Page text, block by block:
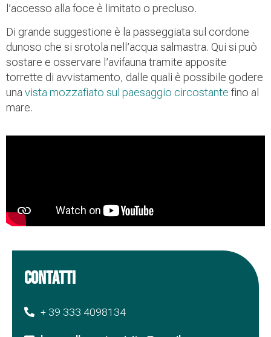
l’accesso alla foce è limitato o precluso.
Di grande suggestione è la passeggiata sul cordone
dunoso che si srotola nell’acqua salmastra. Qui si può
sostare e osservare l’avifauna tramite apposite
torrette di avvistamento, dalle quali è possibile godere
una vista mozzafiato sul paesaggio circostante fino al
mare.
CONTATTI
+ 39 333 4098134